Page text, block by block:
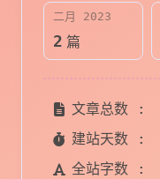
二月 2023
2 篇
文章总数 :
建站天数 :
全站字数 :